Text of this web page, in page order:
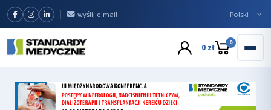
wyślij e-mail
0 zł 0